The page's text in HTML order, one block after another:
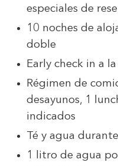
especiales de
10 noches de
doble
Early check in a
Régimen de
desayunos, 1
indicados
Té y agua
1 litro de agua